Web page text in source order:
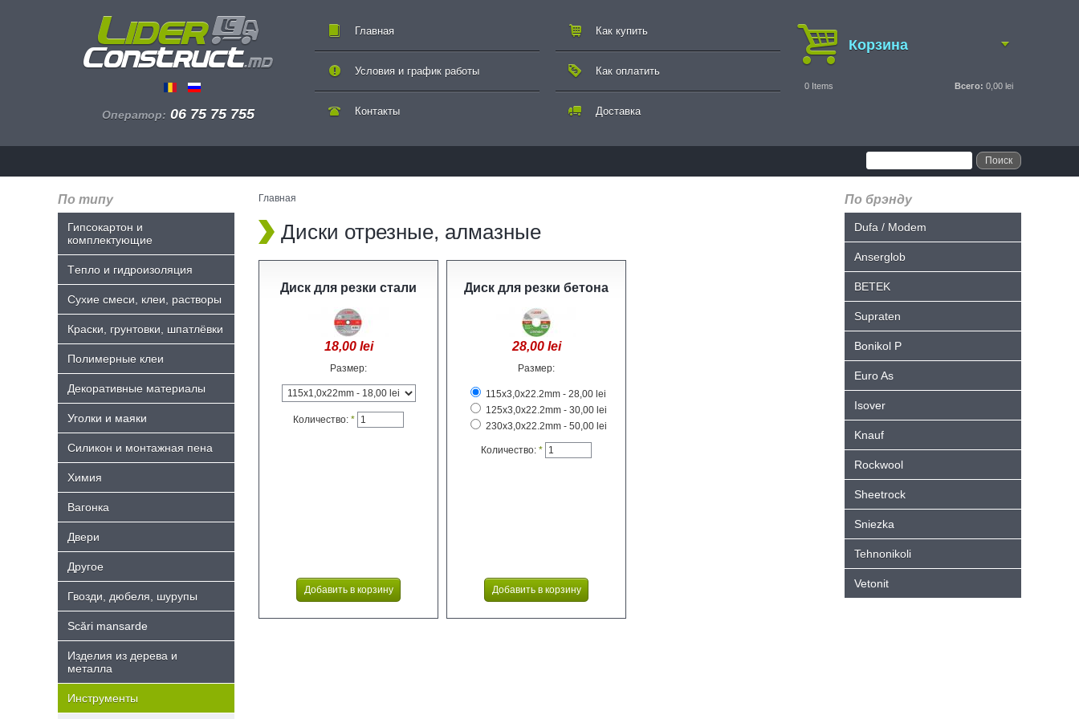
Оператор: 06 75 75 755
Главная
Контакты
Как купить
Как оплатить
Доставка
Условия и график работы
Корзина
0 Items Всего: 0,00 lei
По типу
Гипсокартон и
комплектующие
Tепло и гидроизоляция
Сухие смеси, клеи, растворы
Краски, грунтовки, шпатлёвки
Полимерные клеи
Декоративные материалы
Уголки и маяки
Силикон и монтажная пена
Химия
Bагонка
Двери
Другое
Гвозди, дюбеля, шурупы
Scări mansarde
Изделия из дерева и
металла
Инструменты
Главная
Диски отрезные, алмазные
Диск для резки стали
18,00 lei
Размер:
Количество: *
Диск для резки бетона
28,00 lei
Размер:
115x3,0x22.2mm - 28,00 lei
125x3,0x22.2mm - 30,00 lei
230x3,0x22.2mm - 50,00 lei
Количество: *
По брэнду
Dufa / Modem
Anserglob
BETEK
Supraten
Bonikol P
Euro As
Isover
Knauf
Rockwool
Sheetrock
Sniezka
Tehnonikoli
Vetonit